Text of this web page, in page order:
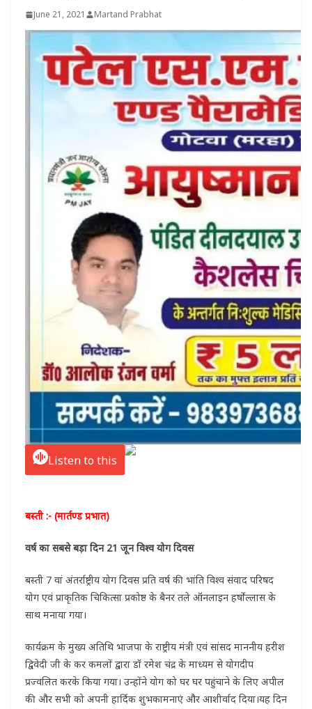
June 21, 2021 Martand Prabhat
Listen to this
बस्ती :- (मार्तण्ड प्रभात)
वर्ष का सबसे बड़ा दिन 21 जून विश्व योग दिवस
बस्ती 7 वां अंतर्राष्ट्रीय योग दिवस प्रति वर्ष की भांति विश्व संवाद परिषद
योग एवं प्राकृतिक चिकित्सा प्रकोष्ठ के बैनर तले ऑनलाइन हर्षोल्लास के
साथ मनाया गया।
कार्यक्रम के मुख्य अतिथि भाजपा के राष्ट्रीय मंत्री एवं सांसद माननीय हरीश
द्विवेदी जी के कर कमलों द्वारा डॉ रमेश चंद्र के माध्यम से योगदीप
प्रज्वलित करके किया गया। उन्होंने योग को घर घर पहुंचाने के लिए अपील
की और सभी को अपनी हार्दिक शुभकामनाएं और आशीर्वाद दिया।यह दिन